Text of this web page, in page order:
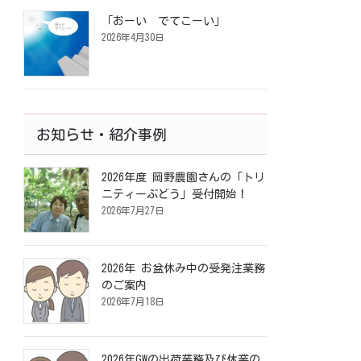
「おーい でてこーい」
2026年4月30日
お知らせ・紹介事例
2026年度 岡野農園さんの「トリ
ニティーぶどう」受付開始！
2026年7月27日
2026年 お盆休み中の受発注業務
のご案内
2026年7月18日